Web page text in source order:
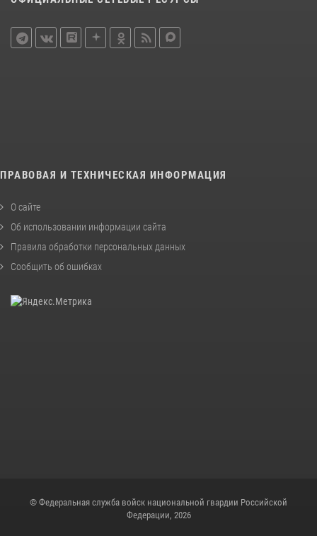
ПРАВОВАЯ И ТЕХНИЧЕСКАЯ ИНФОРМАЦИЯ
О сайте
Об использовании информации сайта
Правила обработки персональных данных
Сообщить об ошибках
© Федеральная служба войск национальной гвардии Российской
Федерации, 2026